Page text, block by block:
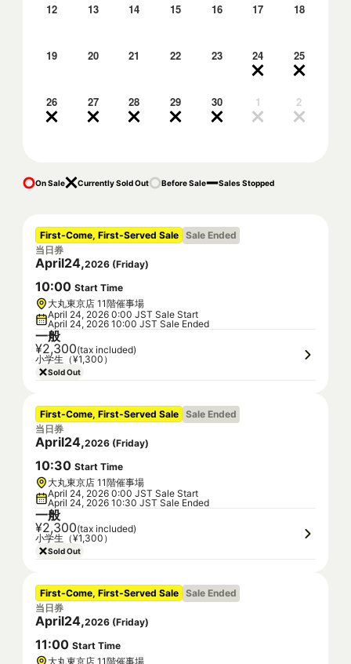
12 13 14 15 16 17 18
19 20 21 22 23 24 25
26 27 28 29 30 1 2
On Sale Currently Sold Out Before Sale Sales Stopped
First-Come, First-Served Sale Sale Ended
当日券
April24,2026 (Friday)
10:00 Start Time
大丸東京店 11階催事場
April 24, 2026 0:00 JST Sale Start
April 24, 2026 10:00 JST Sale Ended
一般
¥2,300(tax included)
小学生（¥1,300）
Sold Out
First-Come, First-Served Sale Sale Ended
当日券
April24,2026 (Friday)
10:30 Start Time
大丸東京店 11階催事場
April 24, 2026 0:00 JST Sale Start
April 24, 2026 10:30 JST Sale Ended
一般
¥2,300(tax included)
小学生（¥1,300）
Sold Out
First-Come, First-Served Sale Sale Ended
当日券
April24,2026 (Friday)
11:00 Start Time
大丸東京店 11階催事場